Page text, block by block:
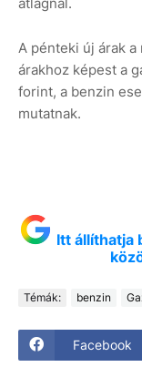
A pénteki új árak
árakhoz képest a
forint, a benzin
mutatnak.
Itt állíthatja
Témák: benzin
Facebook